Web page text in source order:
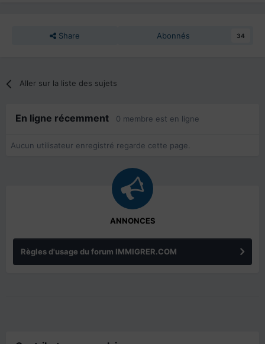
Share Abonnés 34
Aller sur la liste des sujets
En ligne récemment 0 membre est en ligne
Aucun utilisateur enregistré regarde cette page.
ANNONCES
Règles d'usage du forum IMMIGRER.COM